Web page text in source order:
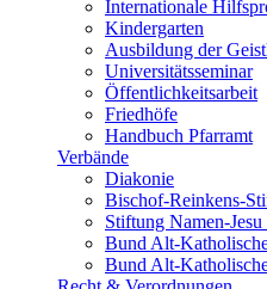
Internationale
Kindergarten
Ausbildung der
Universitätsseminar
Öffentlichkeitsarbeit
Friedhöfe
Handbuch Pfarramt
Verbände
Diakonie
Bischof-Reinkens-
Stiftung Namen-
Bund Alt-
Bund Alt-